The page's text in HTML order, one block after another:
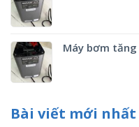
Máy bơm tăng
Bài viết mới nhất